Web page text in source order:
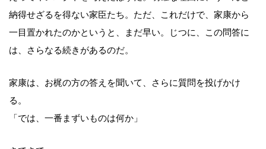
納得せざるを得ない家臣たち。ただ、これだけで、家康から
一目置かれたのかというと、まだ早い。じつに、この問答に
は、さらなる続きがあるのだ。
家康は、お梶の方の答えを聞いて、さらに質問を投げかけ
る。
「では、一番まずいものは何か」